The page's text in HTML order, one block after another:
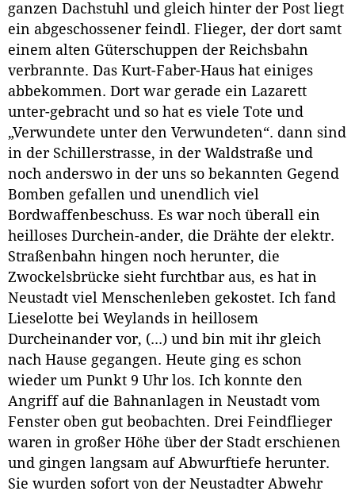
ganzen Dachstuhl und gleich hinter der Post liegt
ein abgeschossener feindl. Flieger, der dort samt
einem alten Güterschuppen der Reichsbahn
verbrannte. Das Kurt-Faber-Haus hat einiges
abbekommen. Dort war gerade ein Lazarett
unter-gebracht und so hat es viele Tote und
„Verwundete unter den Verwundeten“. dann sind
in der Schillerstrasse, in der Waldstraße und
noch anderswo in der uns so bekannten Gegend
Bomben gefallen und unendlich viel
Bordwaffenbeschuss. Es war noch überall ein
heilloses Durchein-ander, die Drähte der elektr.
Straßenbahn hingen noch herunter, die
Zwockelsbrücke sieht furchtbar aus, es hat in
Neustadt viel Menschenleben gekostet. Ich fand
Lieselotte bei Weylands in heillosem
Durcheinander vor, (...) und bin mit ihr gleich
nach Hause gegangen. Heute ging es schon
wieder um Punkt 9 Uhr los. Ich konnte den
Angriff auf die Bahnanlagen in Neustadt vom
Fenster oben gut beobachten. Drei Feindflieger
waren in großer Höhe über der Stadt erschienen
und gingen langsam auf Abwurftiefe herunter.
Sie wurden sofort von der Neustadter Abwehr